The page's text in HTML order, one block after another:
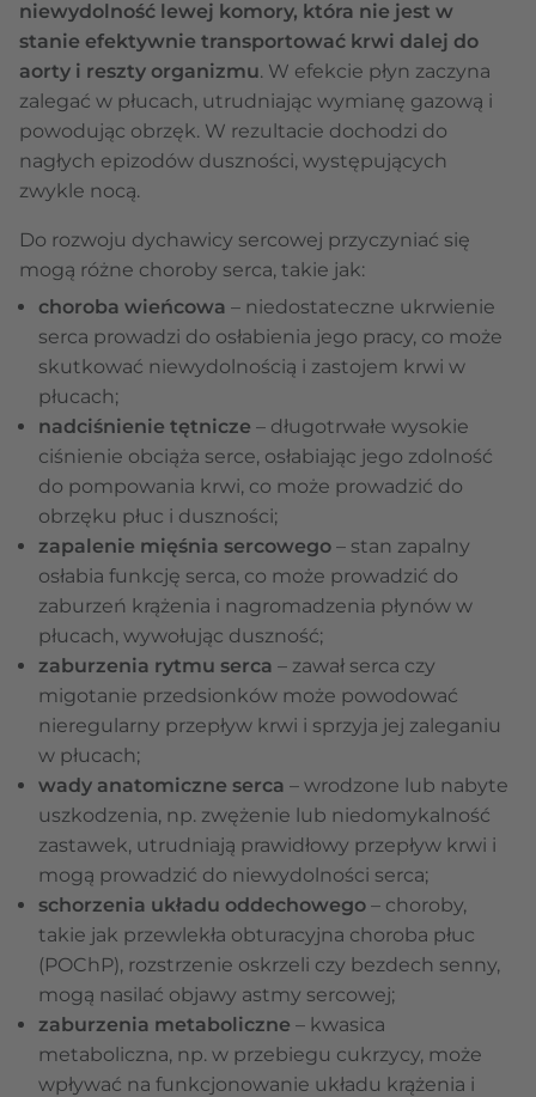
niewydolność lewej komory, która nie jest w
stanie efektywnie transportować krwi dalej do
aorty i reszty organizmu. W efekcie płyn zaczyna
zalegać w płucach, utrudniając wymianę gazową i
powodując obrzęk. W rezultacie dochodzi do
nagłych epizodów duszności, występujących
zwykle nocą.
Do rozwoju dychawicy sercowej przyczyniać się
mogą różne choroby serca, takie jak:
choroba wieńcowa – niedostateczne ukrwienie
serca prowadzi do osłabienia jego pracy, co może
skutkować niewydolnością i zastojem krwi w
płucach;
nadciśnienie tętnicze – długotrwałe wysokie
ciśnienie obciąża serce, osłabiając jego zdolność
do pompowania krwi, co może prowadzić do
obrzęku płuc i duszności;
zapalenie mięśnia sercowego – stan zapalny
osłabia funkcję serca, co może prowadzić do
zaburzeń krążenia i nagromadzenia płynów w
płucach, wywołując duszność;
zaburzenia rytmu serca – zawał serca czy
migotanie przedsionków może powodować
nieregularny przepływ krwi i sprzyja jej zaleganiu
w płucach;
wady anatomiczne serca – wrodzone lub nabyte
uszkodzenia, np. zwężenie lub niedomykalność
zastawek, utrudniają prawidłowy przepływ krwi i
mogą prowadzić do niewydolności serca;
schorzenia układu oddechowego – choroby,
takie jak przewlekła obturacyjna choroba płuc
(POChP), rozstrzenie oskrzeli czy bezdech senny,
mogą nasilać objawy astmy sercowej;
zaburzenia metaboliczne – kwasica
metaboliczna, np. w przebiegu cukrzycy, może
wpływać na funkcjonowanie układu krążenia i